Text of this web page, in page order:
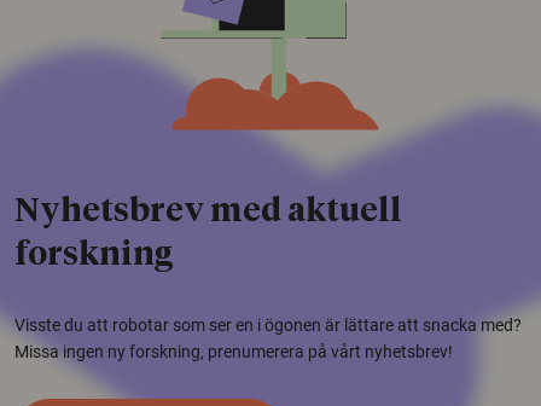
Nyhetsbrev med aktuell
forskning
Visste du att robotar som ser en i ögonen är lättare att snacka med?
Missa ingen ny forskning, prenumerera på vårt nyhetsbrev!